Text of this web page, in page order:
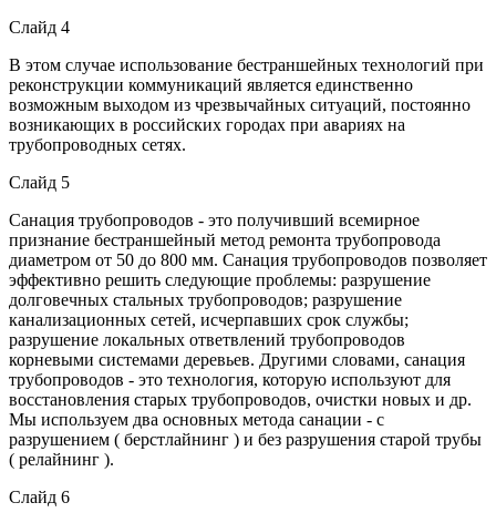
Слайд 4
В этом случае использование бестраншейных технологий при
реконструкции коммуникаций является единственно
возможным выходом из чрезвычайных ситуаций, постоянно
возникающих в российских городах при авариях на
трубопроводных сетях.
Слайд 5
Санация трубопроводов - это получивший всемирное
признание бестраншейный метод ремонта трубопровода
диаметром от 50 до 800 мм. Санация трубопроводов позволяет
эффективно решить следующие проблемы: разрушение
долговечных стальных трубопроводов; разрушение
канализационных сетей, исчерпавших срок службы;
разрушение локальных ответвлений трубопроводов
корневыми системами деревьев. Другими словами, санация
трубопроводов - это технология, которую используют для
восстановления старых трубопроводов, очистки новых и др.
Мы используем два основных метода санации - с
разрушением ( берстлайнинг ) и без разрушения старой трубы
( релайнинг ).
Слайд 6